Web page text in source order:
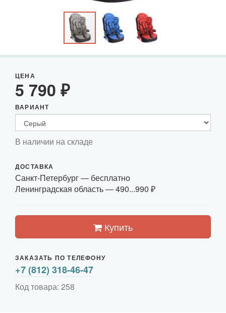
ЦЕНА
5 790 ₽
ВАРИАНТ
В наличии на складе
ДОСТАВКА
Санкт-Петербург— бесплатно
Ленинградская область —490...990 ₽
Купить
ЗАКАЗАТЬ ПО ТЕЛЕФОНУ
+7 (812) 318-46-47
Код товара: 258